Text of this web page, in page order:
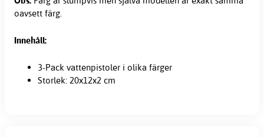
oavsett färg.
Innehåll:
3-Pack vattenpistoler i olika färger
Storlek: 20x12x2 cm